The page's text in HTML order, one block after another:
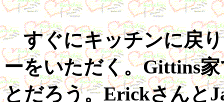
すぐにキッチンに戻り
ーをいただく。Gittins
とだろう。Erickさんと